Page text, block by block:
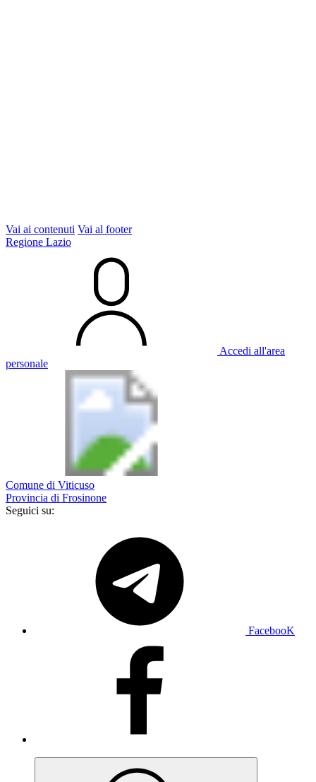
Vai ai contenuti Vai al footer
Regione Lazio
Accedi all'area
personale
Comune di Viticuso
Provincia di Frosinone
Seguici su:
FacebooK